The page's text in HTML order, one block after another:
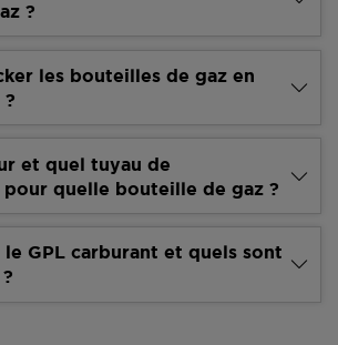
?
les bouteilles de gaz en
et quel tuyau de
quelle bouteille de gaz ?
le GPL carburant et quels sont